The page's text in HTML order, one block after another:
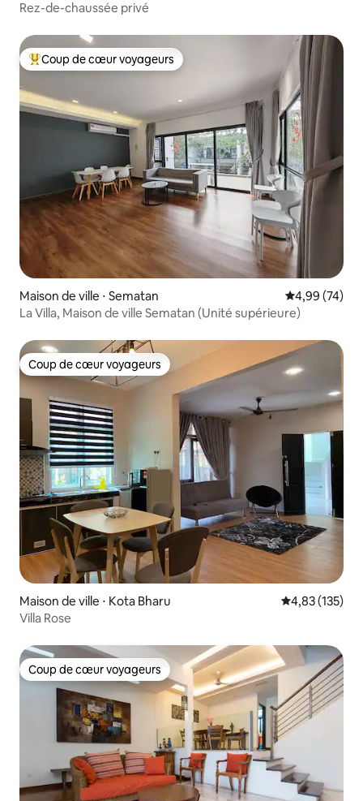
Rez-de-chaussée privé
Coups de cœur voyageurs les plus appréciés
Coup de cœur voyageurs
Maison de ville ⋅ Sematan Évaluation
4,99 (74)
La Villa, Maison de ville Sematan (Unité supérieure)
Coup de cœur voyageurs
Coup de cœur voyageurs
Maison de ville ⋅ Kota Bharu Évaluation
4,83 (135)
Villa Rose
Coup de cœur voyageurs
Coup de cœur voyageurs